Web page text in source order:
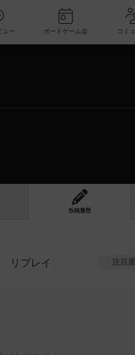
新着レビュー ボードゲーム
投稿履歴
リプレイ 注目度